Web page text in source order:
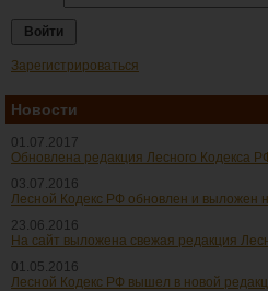
Зарегистрироваться
Новости
01.07.2017
Обновлена редакция Лесного Кодекса
03.07.2016
Лесной Кодекс РФ обновлен и выложен
23.06.2016
На сайт выложена свежая редакция
01.05.2016
Лесной Кодекс РФ вышел в новой